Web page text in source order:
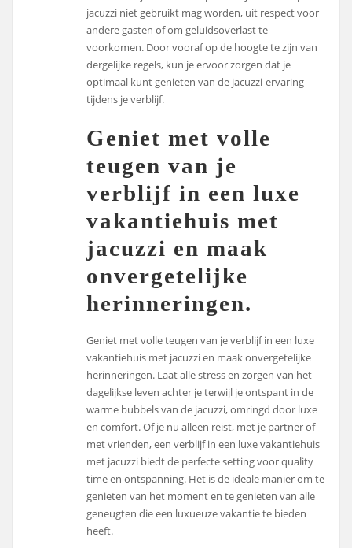
jacuzzi niet gebruikt mag worden, uit respect voor
andere gasten of om geluidsoverlast te
voorkomen. Door vooraf op de hoogte te zijn van
dergelijke regels, kun je ervoor zorgen dat je
optimaal kunt genieten van de jacuzzi-ervaring
tijdens je verblijf.
Geniet met volle
teugen van je
verblijf in een luxe
vakantiehuis met
jacuzzi en maak
onvergetelijke
herinneringen.
Geniet met volle teugen van je verblijf in een luxe
vakantiehuis met jacuzzi en maak onvergetelijke
herinneringen. Laat alle stress en zorgen van het
dagelijkse leven achter je terwijl je ontspant in de
warme bubbels van de jacuzzi, omringd door luxe
en comfort. Of je nu alleen reist, met je partner of
met vrienden, een verblijf in een luxe vakantiehuis
met jacuzzi biedt de perfecte setting voor quality
time en ontspanning. Het is de ideale manier om te
genieten van het moment en te genieten van alle
geneugten die een luxueuze vakantie te bieden
heeft.